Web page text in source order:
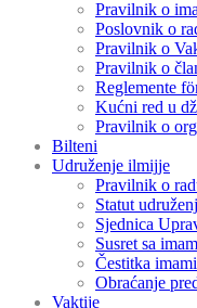
Pravilnik o
Poslovnik o
Pravilnik o
Pravilnik o
Reglemente
Kućni red u
Pravilnik o
Bilteni
Udruženje ilmijje
Pravilnik o
Statut
Sjednica
Susret sa
Čestitka
Obraćanje
Vaktije